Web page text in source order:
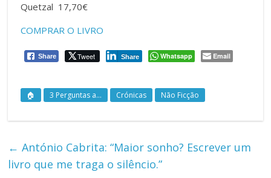
Quetzal 17,70€
COMPRAR O LIVRO
Share Tweet Share Whatsapp Email
🏠 3 Perguntas a... Crónicas Não Ficção
← António Cabrita: “Maior sonho? Escrever um
livro que me traga o silêncio.”